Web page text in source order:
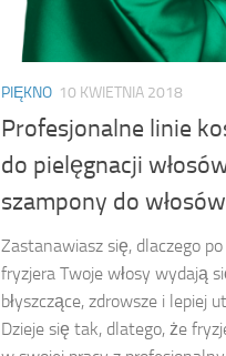
PIĘKNO 10 KWIETNIA 2018
Profesjonalne linie
do pielęgnacji
szampony do włosów
Zastanawiasz się, dlaczego
fryzjera Twoje włosy wydają
błyszczące, zdrowsze i lepiej
Dzieje się tak, dlatego, że